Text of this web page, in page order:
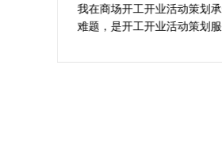
案精
我在商场开工开业活动策划
难题，是开工开业活动策划
场开工开业活动策划堪称完